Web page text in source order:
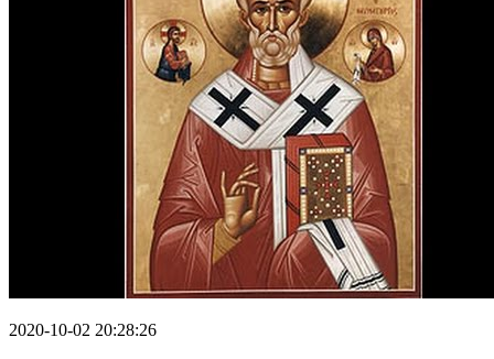
2020-10-02 20:28:26